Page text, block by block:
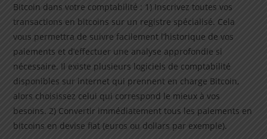
Bitcoin dans votre comptabilité : 1) Inscrivez toutes vos
transactions en bitcoins sur un registre spécialisé. Cela
vous permettra de suivre facilement l’historique de vos
paiements et d’effectuer une analyse approfondie si
nécessaire. Il existe plusieurs logiciels de comptabilité
disponibles sur internet qui prennent en charge Bitcoin,
alors choisissez celui qui correspond le mieux à vos
besoins. 2) Convertir immédiatement tous les paiements en
bitcoins en devise fiat (euros ou dollars par exemple).